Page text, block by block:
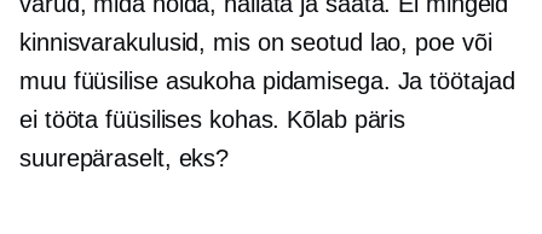
kinnisvarakulusid, mis on seotud lao, poe või
muu füüsilise asukoha pidamisega. Ja töötajad
ei tööta füüsilises kohas. Kõlab päris
suurepäraselt, eks?